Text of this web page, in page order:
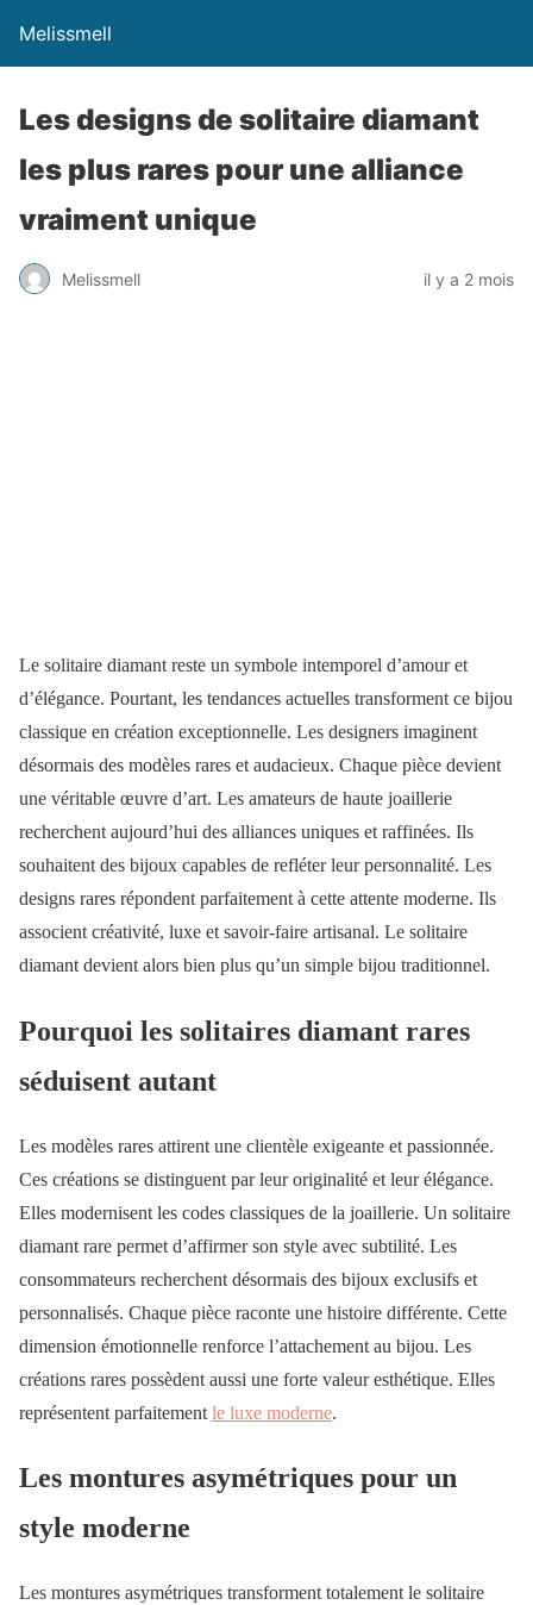
Melissmell
Les designs de solitaire diamant
les plus rares pour une alliance
vraiment unique
Melissmell il y a 2 mois
Le solitaire diamant reste un symbole intemporel d’amour et
d’élégance. Pourtant, les tendances actuelles transforment ce bijou
classique en création exceptionnelle. Les designers imaginent
désormais des modèles rares et audacieux. Chaque pièce devient
une véritable œuvre d’art. Les amateurs de haute joaillerie
recherchent aujourd’hui des alliances uniques et raffinées. Ils
souhaitent des bijoux capables de refléter leur personnalité. Les
designs rares répondent parfaitement à cette attente moderne. Ils
associent créativité, luxe et savoir-faire artisanal. Le solitaire
diamant devient alors bien plus qu’un simple bijou traditionnel.
Pourquoi les solitaires diamant rares
séduisent autant
Les modèles rares attirent une clientèle exigeante et passionnée.
Ces créations se distinguent par leur originalité et leur élégance.
Elles modernisent les codes classiques de la joaillerie. Un solitaire
diamant rare permet d’affirmer son style avec subtilité. Les
consommateurs recherchent désormais des bijoux exclusifs et
personnalisés. Chaque pièce raconte une histoire différente. Cette
dimension émotionnelle renforce l’attachement au bijou. Les
créations rares possèdent aussi une forte valeur esthétique. Elles
représentent parfaitement le luxe moderne.
Les montures asymétriques pour un
style moderne
Les montures asymétriques transforment totalement le solitaire